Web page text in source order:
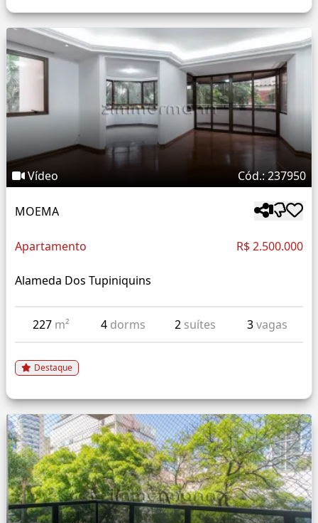
Vídeo Cód.: 237950
MOEMA
Apartamento R$ 2.500.000
Alameda Dos Tupiniquins
227 m² 4 dorms 2 suítes 3vagas
Destaque